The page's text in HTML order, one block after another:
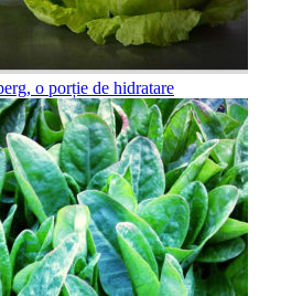
o porție de hidratare